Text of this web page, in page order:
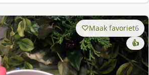
Maak favoriet6
👍